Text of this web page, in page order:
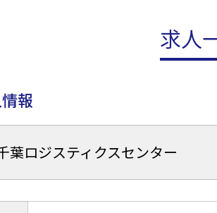
求人
報
葉ロジスティクスセンター